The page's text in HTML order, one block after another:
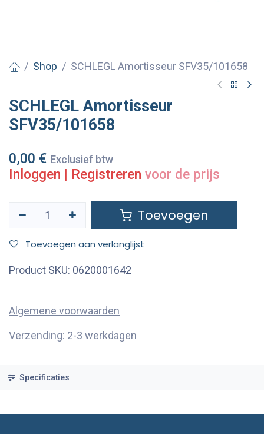
Shop SCHLEGL Amortisseur SFV35/101658
SCHLEGL Amortisseur
SFV35/101658
0,00 € Exclusief btw
Inloggen Registreren voor de prijs
Toevoegen
Toevoegen aan verlanglijst
Product SKU: 0620001642
Algemene voorwaarden
Verzending: 2-3 werkdagen
Specificaties